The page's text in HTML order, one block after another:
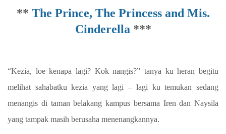
** The Prince, The Princess and Mis.
Cinderella***
“Kezia, loe kenapa lagi? Kok nangis?” tanya ku heran begitu
melihat sahabatku kezia yang lagi – lagi ku temukan sedang
menangis di taman belakang kampus bersama Iren dan Naysila
yang tampak masih berusaha menenangkannya.